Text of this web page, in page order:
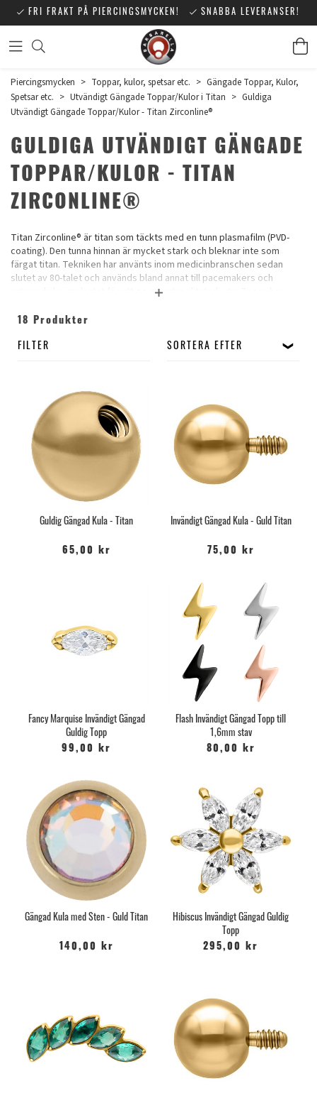
FRI FRAKT PÅ PIERCINGSMYCKEN! SNABBA LEVERANSER!
Piercingsmycken > Toppar, kulor, spetsar etc. > Gängade Toppar, Kulor,
Spetsar etc. > Utvändigt Gängade Toppar/Kulor i Titan > Guldiga
Utvändigt Gängade Toppar/Kulor - Titan Zirconline®
GULDIGA UTVÄNDIGT GÄNGADE
TOPPAR/KULOR - TITAN
ZIRCONLINE®
Titan Zirconline® är titan som täckts med en tunn plasmafilm (PVD-
coating). Den tunna hinnan är mycket stark och bleknar inte som
färgat titan. Tekniken har använts inom medicinbranschen sedan
slutet av 80-talet och används bland annat till pacemakers och
ortopediska implantat för att ge en extra slitstark yta. Zircon har
materialet.
Ser ut som guld, men det är det inte!
18 Produkter
FILTER SORTERA EFTER
Guldig Gängad Kula - Titan
65,00 kr
Invändigt Gängad Kula - Guld Titan
75,00 kr
Fancy Marquise Invändigt Gängad
Guldig Topp
99,00 kr
Flash Invändigt Gängad Topp till
1,6mm stav
80,00 kr
Gängad Kula med Sten - Guld Titan
140,00 kr
Hibiscus Invändigt Gängad Guldig
Topp
295,00 kr